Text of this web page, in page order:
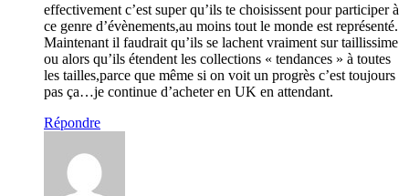
effectivement c’est super qu’ils te choisissent pour participer à
ce genre d’évènements,au moins tout le monde est représenté.
Maintenant il faudrait qu’ils se lachent vraiment sur taillissime
ou alors qu’ils étendent les collections « tendances » à toutes
les tailles,parce que même si on voit un progrès c’est toujours
pas ça…je continue d’acheter en UK en attendant.
Répondre